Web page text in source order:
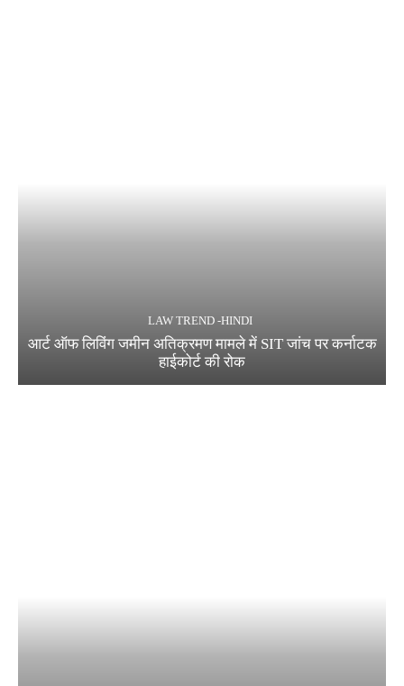
LAW TREND -HINDI
आर्ट ऑफ लिविंग जमीन अतिक्रमण मामले में SIT जांच पर कर्नाटक
हाईकोर्ट की रोक